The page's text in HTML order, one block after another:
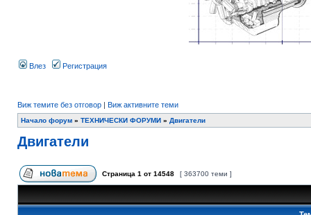
Влез Регистрация
Виж темите без отговор | Виж активните теми
Начало форум » ТЕХНИЧЕСКИ ФОРУМИ » Двигатели
Двигатели
Страница 1 от 14548 [ 363700 теми ]